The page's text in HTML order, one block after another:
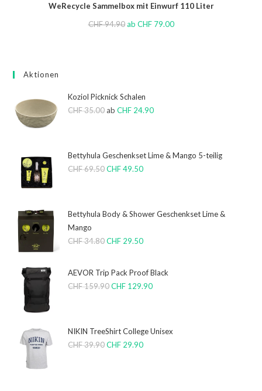
WeRecycle Sammelbox mit Einwurf 110 Liter
CHF94.90 ab CHF79.00
Aktionen
Koziol Picknick Schalen
CHF35.00 abCHF 24.90
Bettyhula Geschenkset Lime & Mango 5-teilig
CHF69.50 CHF49.50
Bettyhula Body & Shower Geschenkset Lime &
Mango
CHF34.80 CHF 29.50
AEVOR Trip Pack Proof Black
CHF159.90 CHF 129.90
NIKIN TreeShirt College Unisex
CHF39.90 CHF 29.90